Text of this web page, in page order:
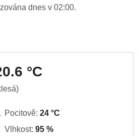
dnes v 02:00.
°C
Pocitově: 24 °C
Vlhkost: 95 %